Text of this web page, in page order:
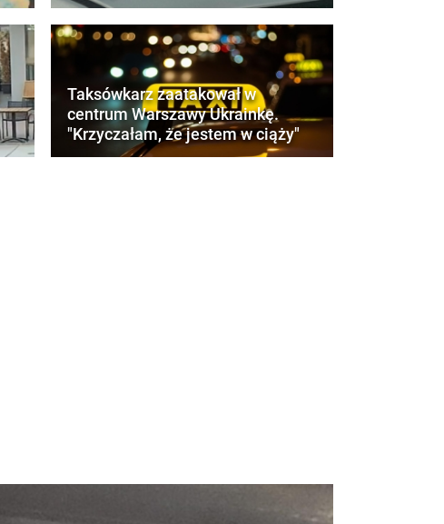
Taksówkarz zaatakował w
centrum Warszawy Ukrainkę.
"Krzyczałam, że jestem w ciąży"